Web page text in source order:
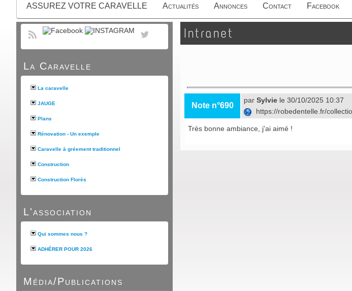
ASSUREZ VOTRE CARAVELLE Actualités Annonces Contact Facebook
La Caravelle
La caravelle
JAUGE
Plans
Rénovation - Un exemple
Caravelle à gréement traditionnel
Construction
Construction Florès
L'association
Qui sommes nous ?
ADHÉRER POUR 2026
Média/Publications
Intranet
Note n°690
par Sylvie le 30/10/2025 10:37
https://robedentelle.fr/
Très bonne ambiance, j'ai aimé !